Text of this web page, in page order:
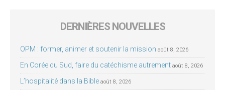
DERNIÈRES NOUVELLES
OPM : former, animer et soutenir la mission août 8, 2026
En Corée du Sud, faire du catéchisme autrement août 8, 2026
L’hospitalité dans la Bible août 8, 2026